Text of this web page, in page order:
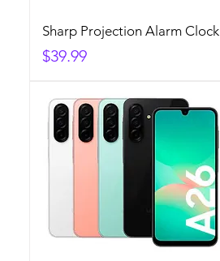
Sharp Projection Alarm Clock
Precio
$39.99